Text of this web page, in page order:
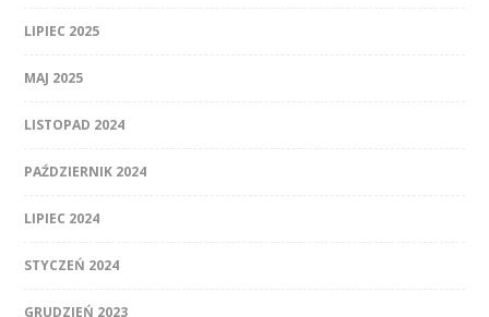
LIPIEC 2025
MAJ 2025
LISTOPAD 2024
PAŹDZIERNIK 2024
LIPIEC 2024
STYCZEŃ 2024
GRUDZIEŃ 2023